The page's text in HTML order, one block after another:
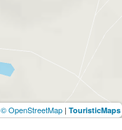
© OpenStreetMap | TouristicMaps